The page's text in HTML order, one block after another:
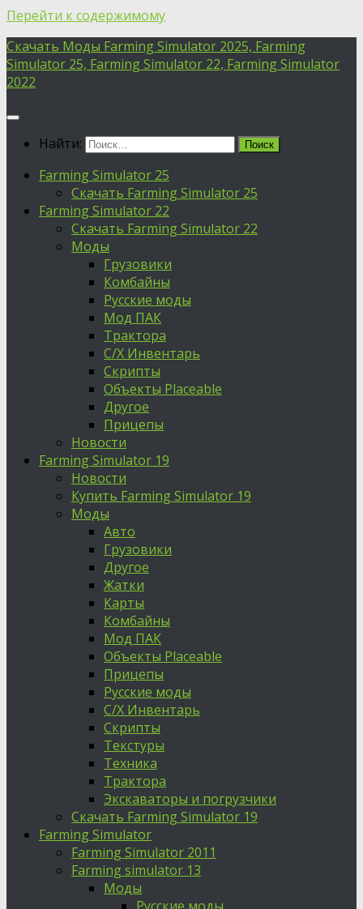
Перейти к содержимому
Скачать Моды Farming Simulator 2025, Farming
Simulator 25, Farming Simulator 22, Farming Simulator
2022
Найти:
Farming Simulator 25
Скачать Farming Simulator 25
Farming Simulator 22
Скачать Farming Simulator 22
Моды
Грузовики
Комбайны
Русские моды
Мод ПАК
Трактора
С/Х Инвентарь
Скрипты
Объекты Placeable
Другое
Прицепы
Новости
Farming Simulator 19
Новости
Купить Farming Simulator 19
Моды
Авто
Грузовики
Другое
Жатки
Карты
Комбайны
Мод ПАК
Объекты Placeable
Прицепы
Русские моды
С/Х Инвентарь
Скрипты
Текстуры
Техника
Трактора
Экскаваторы и погрузчики
Скачать Farming Simulator 19
Farming Simulator
Farming Simulator 2011
Farming simulator 13
Моды